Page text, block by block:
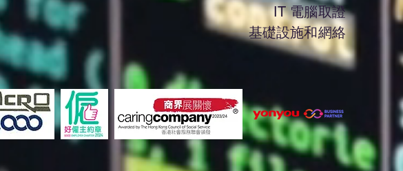
IT 電腦取證
基礎設施和網絡